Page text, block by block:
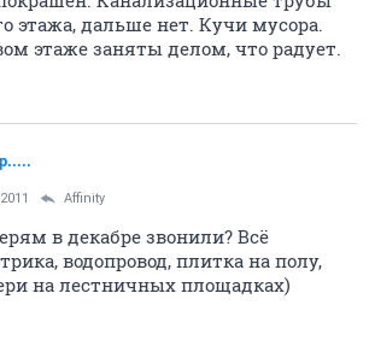
этажа, дальше нет. Кучи мусора.
этаже заняты делом, что радует.
Affinity
в декабре звонили? Всё
водопровод, плитка на полу,
на лестничных площадках)